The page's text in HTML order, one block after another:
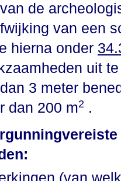
de
van een
hierna onder
uit
3 meter
dan 200 m2 .
(van